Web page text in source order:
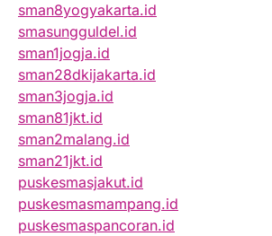
sman8yogyakarta.id
smasungguldel.id
sman1jogja.id
sman28dkijakarta.id
sman3jogja.id
sman81jkt.id
sman2malang.id
sman21jkt.id
puskesmasjakut.id
puskesmasmampang.id
puskesmaspancoran.id